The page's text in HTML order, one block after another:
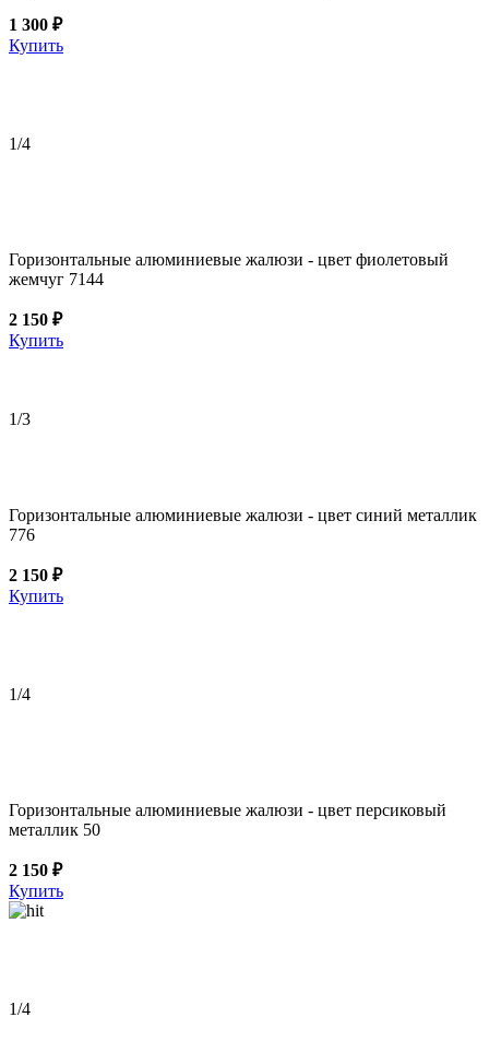
1 300 ₽
Купить
1/4
Горизонтальные алюминиевые жалюзи - цвет фиолетовый
жемчуг 7144
2 150 ₽
Купить
1/3
Горизонтальные алюминиевые жалюзи - цвет синий металлик
776
2 150 ₽
Купить
1/4
Горизонтальные алюминиевые жалюзи - цвет персиковый
металлик 50
2 150 ₽
Купить
1/4